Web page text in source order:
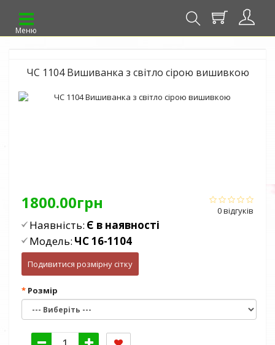
Меню
ЧС 1104 Вишиванка з світло сірою вишивкою
0 відгуків
1800.00грн
Наявність: Є в наявності
Модель: ЧС 16-1104
Подивитися розмірну сітку
Розмір